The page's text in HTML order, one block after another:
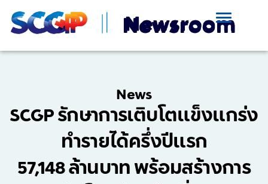
News
SCGP รักษาการเติบโตแข็งแกร่ง
ทำรายได้ครึ่งปีแรก
57,148 ล้านบาท พร้อมสร้างการ